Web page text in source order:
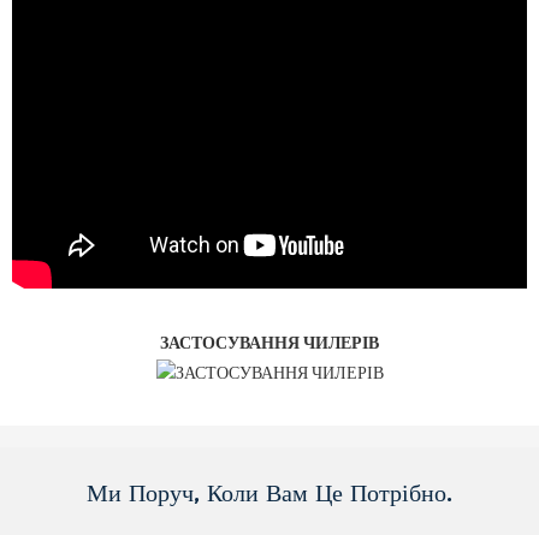
ЗАСТОСУВАННЯ ЧИЛЕРІВ
Ми Поруч, Коли Вам Це Потрібно.